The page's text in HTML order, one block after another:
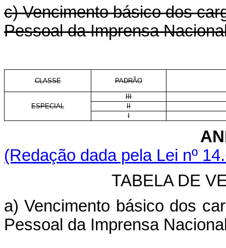
c) Vencimento básico dos
Pessoal da Imprensa
CLASSE PADRÃO
ESPECIAL
III
II
I
(Redação dada pela Lei nº
TABELA DE
a) Vencimento básico dos
Pessoal da Imprensa